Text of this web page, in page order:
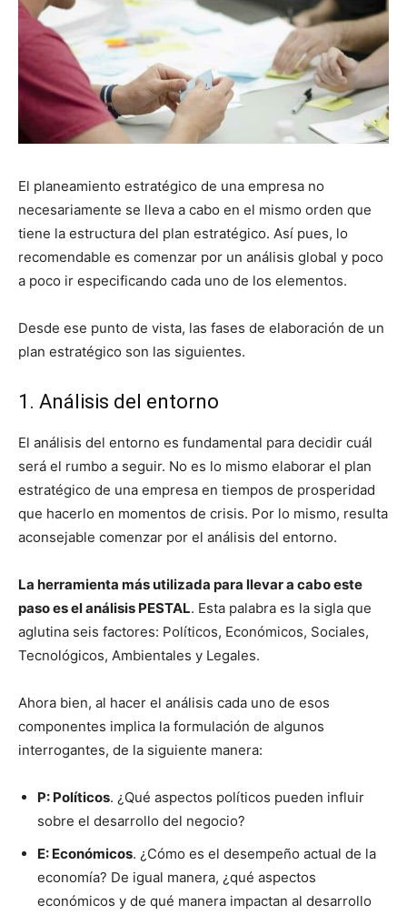
El planeamiento estratégico de una empresa no
necesariamente se lleva a cabo en el mismo orden que
tiene la estructura del plan estratégico. Así pues, lo
recomendable es comenzar por un análisis global y poco
a poco ir especificando cada uno de los elementos.
Desde ese punto de vista, las fases de elaboración de un
plan estratégico son las siguientes.
1. Análisis del entorno
El análisis del entorno es fundamental para decidir cuál
será el rumbo a seguir. No es lo mismo elaborar el plan
estratégico de una empresa en tiempos de prosperidad
que hacerlo en momentos de crisis. Por lo mismo, resulta
aconsejable comenzar por el análisis del entorno.
La herramienta más utilizada para llevar a cabo este
paso es el análisis PESTAL. Esta palabra es la sigla que
aglutina seis factores: Políticos, Económicos, Sociales,
Tecnológicos, Ambientales y Legales.
Ahora bien, al hacer el análisis cada uno de esos
componentes implica la formulación de algunos
interrogantes, de la siguiente manera:
P: Políticos. ¿Qué aspectos políticos pueden influir
sobre el desarrollo del negocio?
E: Económicos. ¿Cómo es el desempeño actual de la
economía? De igual manera, ¿qué aspectos
económicos y de qué manera impactan al desarrollo